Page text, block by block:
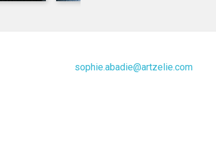
sophie.abadie@artzelie.com